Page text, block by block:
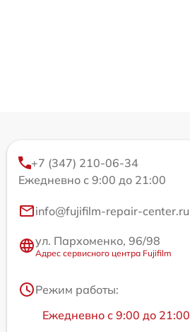
+7 (347) 210-06-34
Ежедневно с 9:00 до 21:00
info@fujifilm-repair-center.ru
ул. Пархоменко, 96/98
Адрес сервисного центра Fujifilm
Режим работы:
Ежедневно с 9:00 до 21:00